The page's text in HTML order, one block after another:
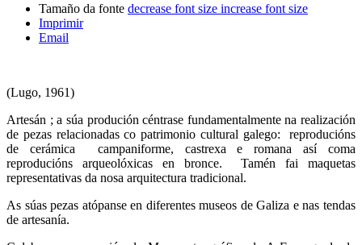
Tamaño da fonte decrease font size increase font size
Imprimir
Email
(Lugo, 1961)
Artesán ; a súa produción céntrase fundamentalmente na realización
de pezas relacionadas co patrimonio cultural galego: reproducións
de cerámica campaniforme, castrexa e romana así coma
reproducións arqueolóxicas en bronce. Tamén fai maquetas
representativas da nosa arquitectura tradicional.
As súas pezas atópanse en diferentes museos de Galiza e nas tendas
de artesanía.